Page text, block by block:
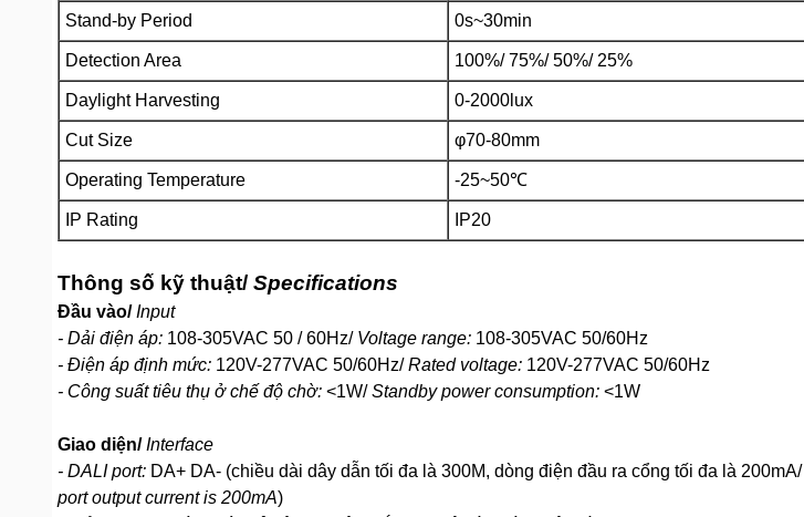
Stand-by Period 0s~30min
Detection Area 100%/ 75%/ 50%/ 25%
Daylight Harvesting 0-2000lux
Cut Size φ70-80mm
Operating Temperature -25~50℃
IP Rating IP20
Thông số kỹ thuật/ Specifications
Đầu vào/Input
- Dải điện áp: 108-305VAC 50 / 60Hz/Voltage range: 108-305VAC 50/60Hz
- Điện áp định mức: 120V-277VAC 50/60Hz/Rated voltage: 120V-277VAC 50/60Hz
- Công suất tiêu thụ ở chế độ chờ: <1W/Standby power consumption: <1W
Giao diện/Interface
- DALI port: DA+ DA- (chiều dài dây dẫn tối đa là 300M, dòng điện đầu ra cổng tối đa là 200mA/
port output current is 200mA)